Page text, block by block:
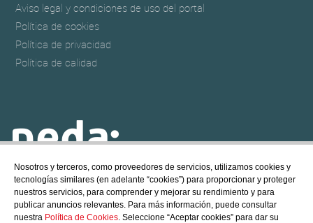
Aviso legal y condiciones de uso del portal
Política de cookies
Política de privacidad
Política de calidad
NEDA POOL & SPA
@ Copyright - 2017 NEDA POOL, S.L.
All rights reserved
Nosotros y terceros, como proveedores de servicios, utilizamos cookies y
tecnologías similares (en adelante “cookies”) para proporcionar y proteger
nuestros servicios, para comprender y mejorar su rendimiento y para
publicar anuncios relevantes. Para más información, puede consultar
nuestra Política de Cookies. Seleccione “Aceptar cookies” para dar su